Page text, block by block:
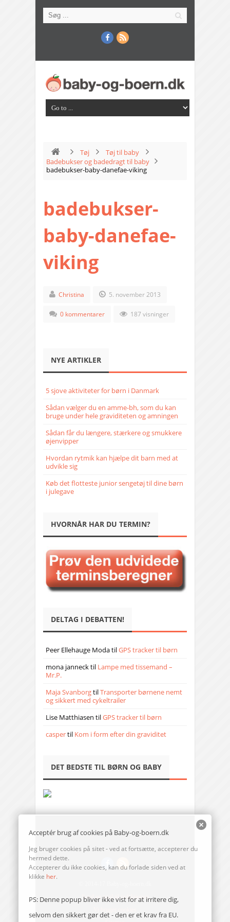
Tøj
Tøj til baby
Badebukser og badedragt til baby
badebukser-baby-danefae-viking
badebukser-
baby-danefae-
viking
Christina 5. november 2013
0 kommentarer 187 visninger
NYE ARTIKLER
5 sjove aktiviteter for børn i Danmark
Sådan vælger du en amme-bh, som du kan
bruge under hele graviditeten og amningen
Sådan får du længere, stærkere og smukkere
øjenvipper
Hvordan rytmik kan hjælpe dit barn med at
udvikle sig
Køb det flotteste junior sengetøj til dine børn
i julegave
HVORNÅR HAR DU TERMIN?
DELTAG I DEBATTEN!
Peer Ellehauge ModatilGPS tracker til børn
mona jannecktil Lampe med tissemand –
Mr.P.
Maja SvanborgtilTransporter børnene nemt
og sikkert med cykeltrailer
Lise Matthiasen tilGPS tracker til børn
caspertil Kom i form efter din graviditet
DET BEDSTE TIL BØRN OG BABY
Send en mail til redaktionen
Acceptér brug af cookies på Baby-og-boern.dk
Jeg bruger cookies på sitet - ved at fortsætte, accepterer du
hermed dette.
Accepterer du ikke cookies, kan du forlade siden ved at
klikke her.
PS: Denne popup bliver ikke vist for at irritere dig,
selvom den sikkert gør det - den er et krav fra EU.